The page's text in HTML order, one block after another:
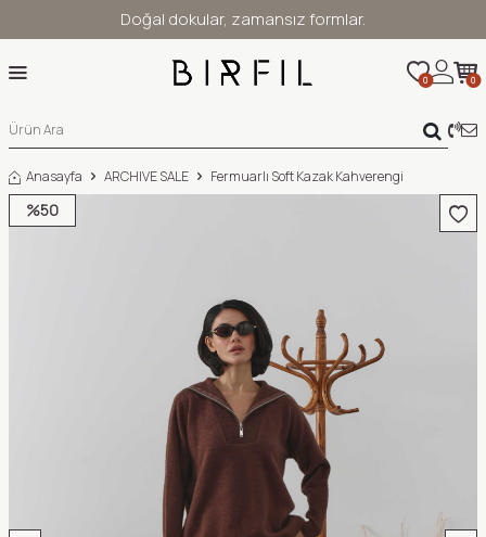
Doğal dokular, zamansız formlar.
0 0
Anasayfa ARCHIVE SALE Fermuarlı Soft Kazak Kahverengi
%50